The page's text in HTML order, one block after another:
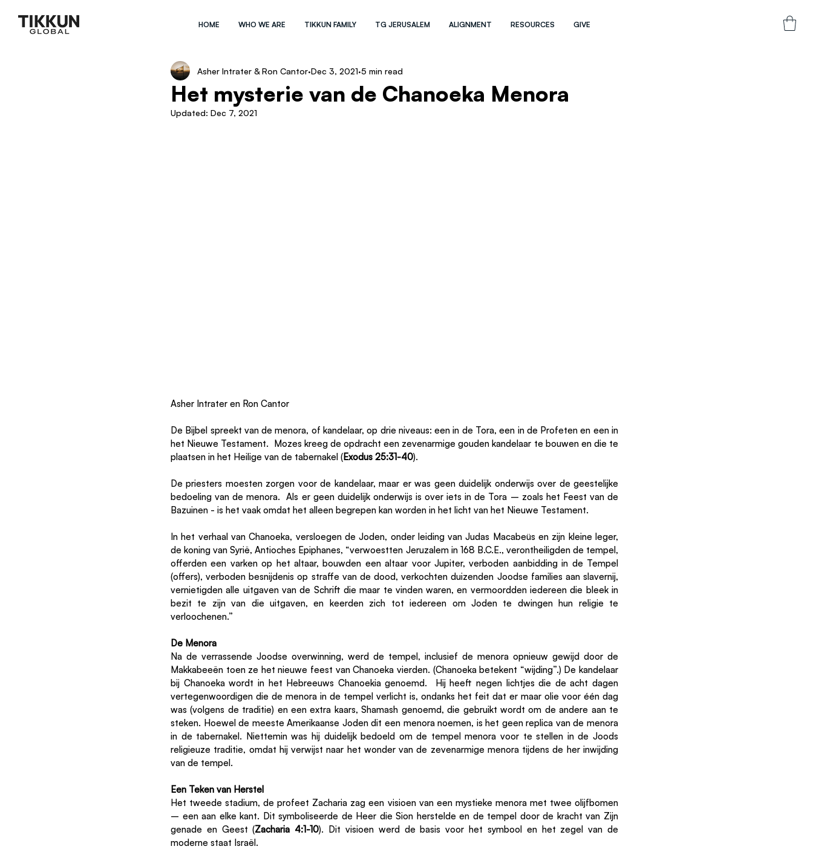
HOME WHO WE ARE TIKKUN FAMILY TG JERUSALEM ALIGNMENT RESOURCES GIVE
Het mysterie van de Chanoeka Menora
Asher Intrater & Ron Cantor Dec 3, 2021 5 min read
Updated: Dec 7, 2021
Asher Intrater en Ron Cantor
De Bijbel spreekt van de menora, of kandelaar, op drie niveaus: een in de Tora, een in de Profeten en een in
het Nieuwe Testament.  Mozes kreeg de opdracht een zevenarmige gouden kandelaar te bouwen en die te
plaatsen in het Heilige van de tabernakel (Exodus 25:31-40).
De priesters moesten zorgen voor de kandelaar, maar er was geen duidelijk onderwijs over de geestelijke
bedoeling van de menora.  Als er geen duidelijk onderwijs is over iets in de Tora – zoals het Feest van de
Bazuinen - is het vaak omdat het alleen begrepen kan worden in het licht van het Nieuwe Testament.
In het verhaal van Chanoeka, versloegen de Joden, onder leiding van Judas Macabeüs en zijn kleine leger,
de koning van Syrië, Antioches Epiphanes, “verwoestten Jeruzalem in 168 B.C.E., verontheiligden de tempel,
offerden een varken op het altaar, bouwden een altaar voor Jupiter, verboden aanbidding in de Tempel
(offers), verboden besnijdenis op straffe van de dood, verkochten duizenden Joodse families aan slavernij,
vernietigden alle uitgaven van de Schrift die maar te vinden waren, en vermoordden iedereen die bleek in
bezit te zijn van die uitgaven, en keerden zich tot iedereen om Joden te dwingen hun religie te
verloochenen.”
De Menora
Na de verrassende Joodse overwinning, werd de tempel, inclusief de menora opnieuw gewijd door de
Makkabeeën toen ze het nieuwe feest van Chanoeka vierden. (Chanoeka betekent “wijding”.) De kandelaar
bij Chanoeka wordt in het Hebreeuws Chanoekia genoemd.  Hij heeft negen lichtjes die de acht dagen
vertegenwoordigen die de menora in de tempel verlicht is, ondanks het feit dat er maar olie voor één dag
was (volgens de traditie) en een extra kaars, Shamash genoemd, die gebruikt wordt om de andere aan te
steken. Hoewel de meeste Amerikaanse Joden dit een menora noemen, is het geen replica van de menora
in de tabernakel. Niettemin was hij duidelijk bedoeld om de tempel menora voor te stellen in de Joods
religieuze traditie, omdat hij verwijst naar het wonder van de zevenarmige menora tijdens de her inwijding
van de tempel.
Een Teken van Herstel
Het tweede stadium, de profeet Zacharia zag een visioen van een mystieke menora met twee olijfbomen
– een aan elke kant. Dit symboliseerde de Heer die Sion herstelde en de tempel door de kracht van Zijn
genade en Geest (Zacharia 4:1-10). Dit visioen werd de basis voor het symbool en het zegel van de
moderne staat Israël.